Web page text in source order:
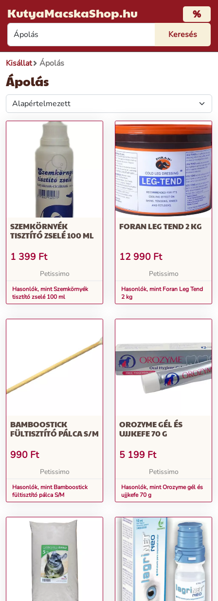
KutyaMacskaShop.hu %
Kisállat Ápolás
Ápolás
SZEMKÖRNYÉK
TISZTÍTÓ ZSELÉ 100 ML
1 399 Ft
Petissimo
Hasonlók, mint Szemkörnyék
tisztító zselé 100 ml
FORAN LEG TEND 2 KG
12 990 Ft
Petissimo
Hasonlók, mint Foran Leg Tend
2 kg
BAMBOOSTICK
FÜLTISZTÍTÓ PÁLCA S/M
990 Ft
Petissimo
Hasonlók, mint Bamboostick
fültisztító pálca S/M
OROZYME GÉL ÉS
UJJKEFE 70 G
5 199 Ft
Petissimo
Hasonlók, mint Orozyme gél és
ujjkefe 70 g